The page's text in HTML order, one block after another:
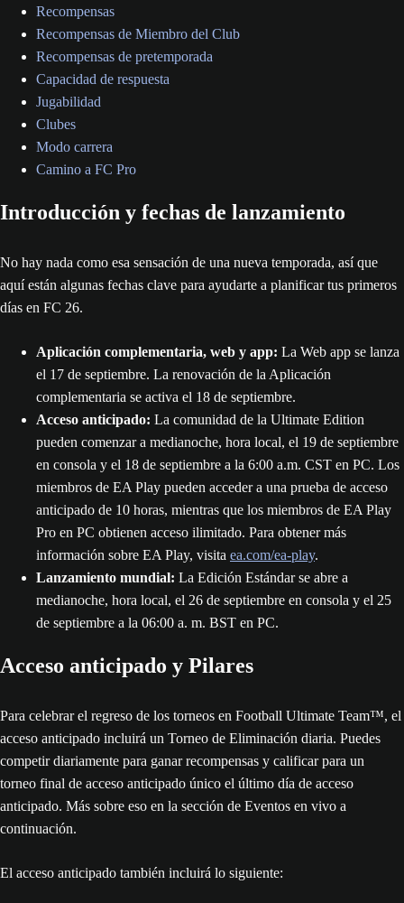
Recompensas
Recompensas de Miembro del Club
Recompensas de pretemporada
Capacidad de respuesta
Jugabilidad
Clubes
Modo carrera
Camino a FC Pro
Introducción y fechas de lanzamiento
No hay nada como esa sensación de una nueva temporada, así que
aquí están algunas fechas clave para ayudarte a planificar tus primeros
días en FC 26.
Aplicación complementaria, web y app: La Web app se lanza
el 17 de septiembre. La renovación de la Aplicación
complementaria se activa el 18 de septiembre.
Acceso anticipado: La comunidad de la Ultimate Edition
pueden comenzar a medianoche, hora local, el 19 de septiembre
en consola y el 18 de septiembre a la 6:00 a.m. CST en PC. Los
miembros de EA Play pueden acceder a una prueba de acceso
anticipado de 10 horas, mientras que los miembros de EA Play
Pro en PC obtienen acceso ilimitado. Para obtener más
información sobre EA Play, visita ea.com/ea-play.
Lanzamiento mundial: La Edición Estándar se abre a
medianoche, hora local, el 26 de septiembre en consola y el 25
de septiembre a la 06:00 a. m. BST en PC.
Acceso anticipado y Pilares
Para celebrar el regreso de los torneos en Football Ultimate Team™, el
acceso anticipado incluirá un Torneo de Eliminación diaria. Puedes
competir diariamente para ganar recompensas y calificar para un
torneo final de acceso anticipado único el último día de acceso
anticipado. Más sobre eso en la sección de Eventos en vivo a
continuación.
El acceso anticipado también incluirá lo siguiente: